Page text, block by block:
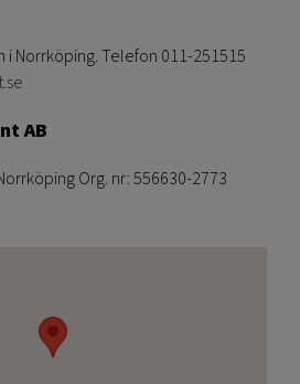
i Norrköping. Telefon 011-251515
AB
Org. nr: 556630-2773